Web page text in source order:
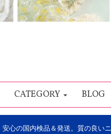
CATEGORY BLOG
安心の国内検品＆発送。質の良い